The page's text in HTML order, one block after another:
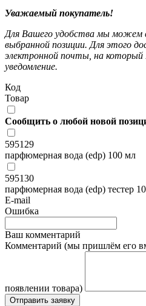
Уважаемый покупатель!
Для Вашего удобства мы можем
выбранной позиции. Для этого
электронной почты, на
уведомление.
Код
Товар
Сообщить о любой новой
595129
парфюмерная вода (edp) 100 мл
595130
парфюмерная вода (edp) тестер
E-mail
Ошибка
Ваш комментарий
Комментарий (мы пришлём его
появлении товара)
Отправить заявку